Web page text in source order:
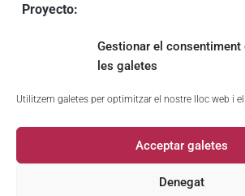
Gestionar el consentiment
les galetes
Utilitzem galetes per optimitzar el nostre lloc web i
Acceptar galetes
Denegat
Proyecto:
PID2020-113980GA-I00 (MCIN/AEIUE)